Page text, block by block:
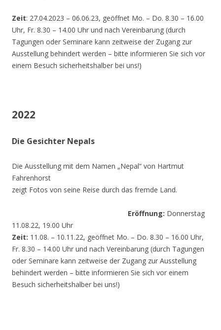
Zeit: 27.04.2023 – 06.06.23, geöffnet Mo. – Do. 8.30 – 16.00
Uhr, Fr. 8.30 – 14.00 Uhr und nach Vereinbarung (durch
Tagungen oder Seminare kann zeitweise der Zugang zur
Ausstellung behindert werden – bitte informieren Sie sich vor
einem Besuch sicherheitshalber bei uns!)
2022
Die Gesichter Nepals
Die Ausstellung mit dem Namen „Nepal“ von Hartmut
Fahrenhorst
zeigt Fotos von seine Reise durch das fremde Land.
Eröffnung: Donnerstag
11.08.22, 19.00 Uhr
Zeit: 11.08. – 10.11.22, geöffnet Mo. – Do. 8.30 – 16.00 Uhr,
Fr. 8.30 – 14.00 Uhr und nach Vereinbarung (durch Tagungen
oder Seminare kann zeitweise der Zugang zur Ausstellung
behindert werden – bitte informieren Sie sich vor einem
Besuch sicherheitshalber bei uns!)